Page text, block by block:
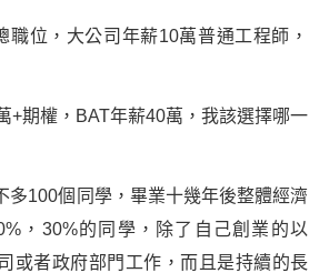
職位，大公司年薪10萬普通工程師，
+期權，BAT年薪40萬，我該選擇哪一
多100個同學，畢業十幾年後整體經濟
，30%的同學，除了自己創業的以
或者政府部門工作，而且是持續的長